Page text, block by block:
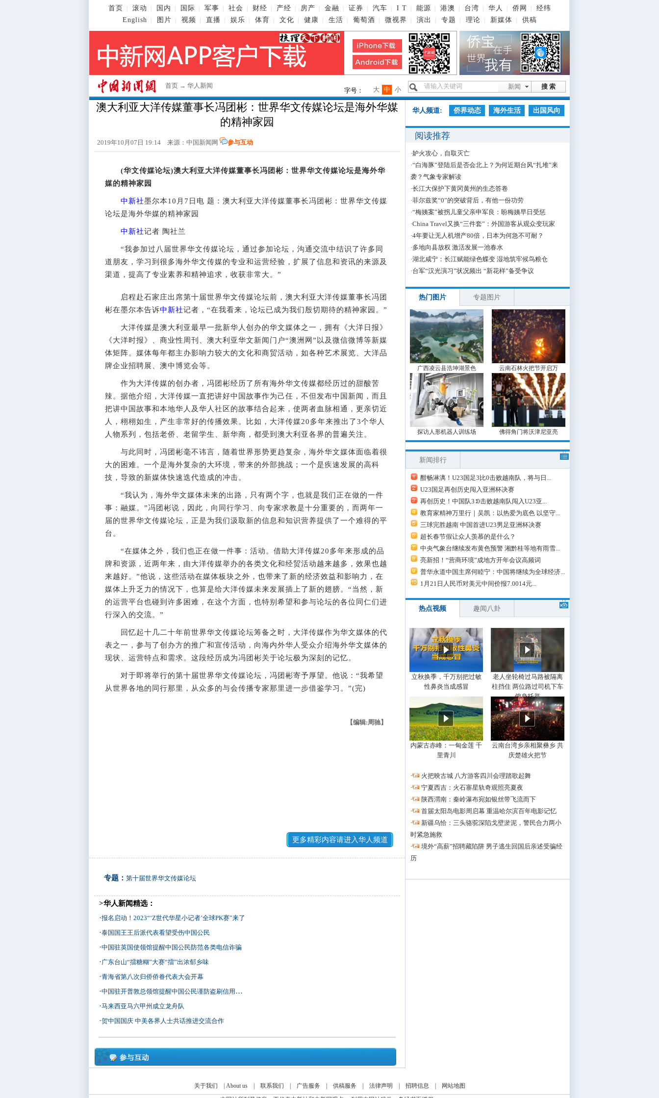
首页 滚动 国内 国际 军事 社会 财经 产经 房产 金融 证券 汽车 I T 能源 港澳 台湾 华人 侨网
经纬
English
图片 视频 直播 娱乐 体育 文化 健康 生活 葡萄酒 微视界 演出 专题 理论 新媒体 供稿
首页 → 华人新闻 搜 索
新闻
字号： 小
中
大
澳大利亚大洋传媒董事长冯团彬：世界华文传媒论坛是海外华媒
的精神家园
2019年10月07日 19:14 来源： 中国新闻网 参与互动
(华文传媒论坛)澳大利亚大洋传媒董事长冯团彬：世界华文传媒论坛是海外华
媒的精神家园
中新社墨尔本10月7日电 题：澳大利亚大洋传媒董事长冯团彬：世界华文传媒
论坛是海外华媒的精神家园
中新社记者 陶社兰
“我参加过八届世界华文传媒论坛，通过参加论坛，沟通交流中结识了许多同
道朋友，学习到很多海外华文传媒的专业和运营经验，扩展了信息和资讯的来源及
渠道，提高了专业素养和精神追求，收获非常大。”
启程赴石家庄出席第十届世界华文传媒论坛前，澳大利亚大洋传媒董事长冯团
彬在墨尔本告诉中新社记者，“在我看来，论坛已成为我们殷切期待的精神家园。”
大洋传媒是澳大利亚最早一批新华人创办的华文媒体之一，拥有《大洋日报》
《大洋时报》、商业性周刊、澳大利亚华文新闻门户“澳洲网”以及微信微博等新媒
体矩阵。媒体每年都主办影响力较大的文化和商贸活动，如各种艺术展览、大洋品
牌企业招聘展、澳中博览会等。
作为大洋传媒的创办者，冯团彬经历了所有海外华文传媒都经历过的甜酸苦
辣。据他介绍，大洋传媒一直把讲好中国故事作为己任，不但发布中国新闻，而且
把讲中国故事和本地华人及华人社区的故事结合起来，使两者血脉相通，更亲切近
人，栩栩如生，产生非常好的传播效果。比如，大洋传媒20多年来推出了3个华人
人物系列，包括老侨、老留学生、新华商，都受到澳大利亚各界的普遍关注。
与此同时，冯团彬毫不讳言，随着世界形势更趋复杂，海外华文媒体面临着很
大的困难。一个是海外复杂的大环境，带来的外部挑战；一个是疾速发展的高科
技，导致的新媒体快速迭代造成的冲击。
“我认为，海外华文媒体未来的出路，只有两个字，也就是我们正在做的一件
事：融媒。”冯团彬说，因此，向同行学习、向专家求教是十分重要的，而两年一
届的世界华文传媒论坛，正是为我们汲取新的信息和知识营养提供了一个难得的平
台。
“在媒体之外，我们也正在做一件事：活动。借助大洋传媒20多年来形成的品
牌和资源，近两年来，由大洋传媒举办的各类文化和经贸活动越来越多，效果也越
来越好。”他说，这些活动在媒体板块之外，也带来了新的经济效益和影响力，在
媒体上升乏力的情况下，也算是给大洋传媒未来发展插上了新的翅膀。“当然，新
的运营平台也碰到许多困难，在这个方面，也特别希望和参与论坛的各位同仁们进
行深入的交流。”
回忆起十几二十年前世界华文传媒论坛筹备之时，大洋传媒作为华文媒体的代
表之一，参与了创办方的推广和宣传活动，向海内外华人受众介绍海外华文媒体的
现状、运营特点和需求。这段经历成为冯团彬关于论坛极为深刻的记忆。
对于即将举行的第十届世界华文传媒论坛，冯团彬寄予厚望。他说：“我希望
从世界各地的同行那里，从众多的与会传播专家那里进一步借鉴学习。”(完)
【编辑:周驰】
更多精彩内容请进入华人频道
专题： 第十届世界华文传媒论坛
>华人新闻精选：
·报名启动！2023“‘Z世代华星小记者’全球PK赛”来了
·泰国国王王后派代表看望受伤中国公民
·中国驻英国使领馆提醒中国公民防范各类电信诈骗
·广东台山“擂糖糊”大赛“擂”出浓郁乡味
·青海省第八次归侨侨眷代表大会开幕
·中国驻开普敦总领馆提醒中国公民谨防盗刷信用卡骗局
·马来西亚马六甲州成立龙舟队
·贺中国国庆 中美各界人士共话推进交流合作
华人频道: 侨界动态 海外生活 出国风向
阅读推荐
·妒火攻心，自取灭亡
·“白海豚”登陆后是否会北上？为何近期台风“扎堆”来
袭？气象专家解读
·长江大保护下黄冈黄州的生态答卷
·菲尔兹奖“0”的突破背后，有他一份功劳
·“梅姨案”被拐儿童父亲申军良：盼梅姨早日受惩
·China Travel又换“三件套”：外国游客从观众变玩家
·4年要让无人机增产80倍，日本为何急不可耐？
·多地向县放权 激活发展一池春水
·湖北咸宁：长江赋能绿色蝶变 湿地筑牢候鸟粮仓
·台军“汉光演习”状况频出 “新花样”备受争议
热门图片 专题图片
广西凌云县浩坤湖景色 云南石林火把节开启万
探访人形机器人训练场 佛得角门将沃津尼亚亮
新闻排行
酣畅淋漓！U23国足3比0击败越南队，将与日...
U23国足再创历史闯入亚洲杯决赛
再创历史！中国队3∶0击败越南队闯入U23亚...
教育家精神万里行｜吴凯：以热爱为底色 以坚守...
三球完胜越南 中国首进U23男足亚洲杯决赛
超长春节假让众人羡慕的是什么？
中央气象台继续发布黄色预警 湘黔桂等地有雨雪...
亮新招！“营商环境”成地方开年会议高频词
普华永道中国主席何睦宁：中国将继续为全球经济...
1月21日人民币对美元中间价报7.0014元...
热点视频 趣闻八卦
立秋换季，千万别把过敏
性鼻炎当成感冒
老人坐轮椅过马路被隔离
柱挡住 两位路过司机下车
俯身托举
内蒙古赤峰：一甸金莲 千
里青川
云南台湾乡亲相聚彝乡 共
庆楚雄火把节
·
火把映古城 八方游客四川会理踏歌起舞
·
宁夏西吉：火石寨星轨奇观照亮夏夜
·
陕西渭南：秦岭瀑布宛如银丝带飞流而下
·
首届太阳岛电影周启幕 重温哈尔滨百年电影记忆
·
新疆乌恰：三头骆驼深陷戈壁淤泥，警民合力两小
时紧急施救
·
境外“高薪”招聘藏陷阱 男子逃生回国后亲述受骗经
历
关于我们 | About us| 联系我们 | 广告服务 | 供稿服务 | 法律声明 | 招聘信息 |
网站地图